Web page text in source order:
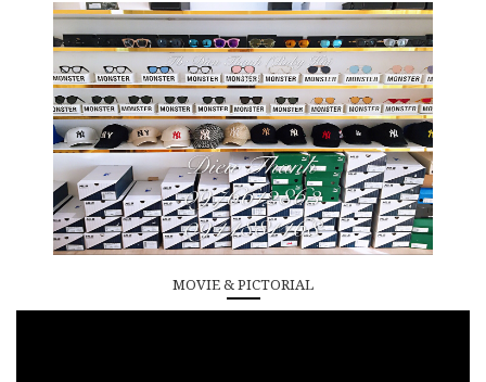
MOVIE & PICTORIAL